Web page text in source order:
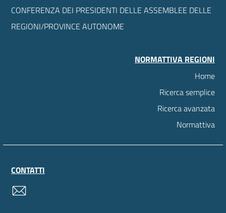
CONFERENZA DEI PRESIDENTI DELLE ASSEMBLEE DELLE
REGIONI/PROVINCE AUTONOME
NORMATTIVA REGIONI
Home
Ricerca semplice
Ricerca avanzata
Normattiva
CONTATTI